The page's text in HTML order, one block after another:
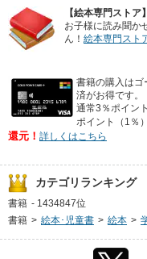
【絵本専門ストア】
お子様に読み聞か
ん！ 絵本専門スト
書籍の購入はゴ
済がお得です。
通常3％ポイン
ポイント（1％
還元！ 詳しくはこちら
カテゴリランキング
書籍 - 1434847位
書籍 > 絵本･児童書 > 絵本 >